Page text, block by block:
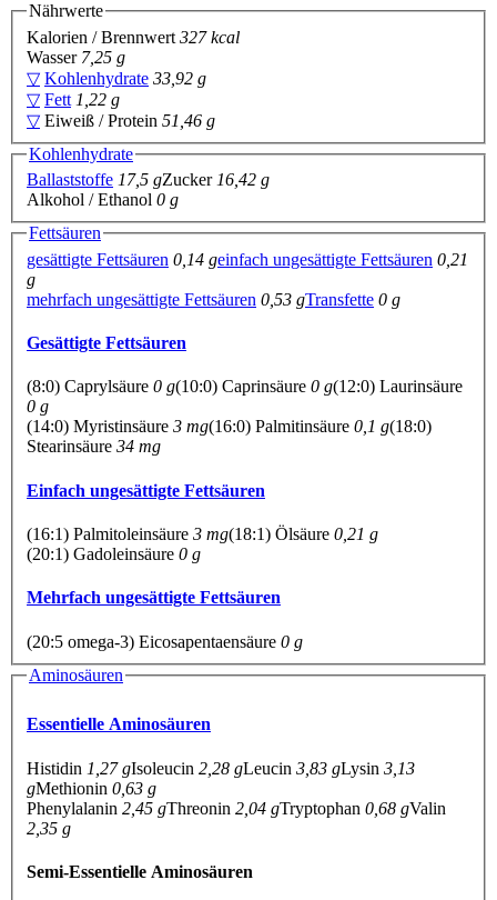
Nährwerte
Kalorien / Brennwert 327 kcal
Wasser 7,25 g
▽ Kohlenhydrate 33,92 g
▽ Fett 1,22 g
▽ Eiweiß / Protein 51,46 g
Kohlenhydrate
Ballaststoffe 17,5 gZucker 16,42 g
Alkohol / Ethanol 0 g
Fettsäuren
gesättigte Fettsäuren 0,14 geinfach ungesättigte Fettsäuren 0,21
g
mehrfach ungesättigte Fettsäuren 0,53 gTransfette 0 g
Gesättigte Fettsäuren
(8:0) Caprylsäure 0 g(10:0) Caprinsäure 0 g(12:0) Laurinsäure
0 g
(14:0) Myristinsäure 3 mg(16:0) Palmitinsäure 0,1 g(18:0)
Stearinsäure 34 mg
Einfach ungesättigte Fettsäuren
(16:1) Palmitoleinsäure 3 mg(18:1) Ölsäure 0,21 g
(20:1) Gadoleinsäure 0 g
Mehrfach ungesättigte Fettsäuren
(20:5 omega-3) Eicosapentaensäure 0 g
Aminosäuren
Essentielle Aminosäuren
Histidin 1,27 gIsoleucin 2,28 gLeucin 3,83 gLysin 3,13
gMethionin 0,63 g
Phenylalanin 2,45 gThreonin 2,04 gTryptophan 0,68 gValin
2,35 g
Semi-Essentielle Aminosäuren